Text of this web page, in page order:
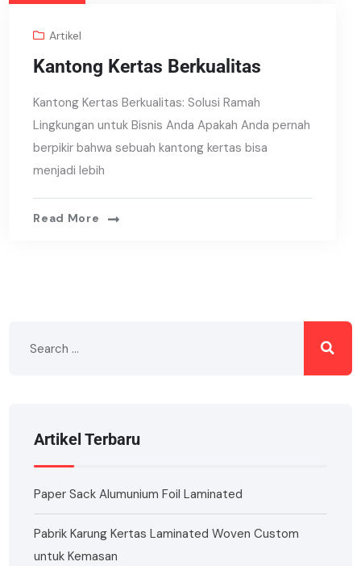
Artikel
Kantong Kertas Berkualitas
Kantong Kertas Berkualitas: Solusi Ramah
Lingkungan untuk Bisnis Anda Apakah Anda pernah
berpikir bahwa sebuah kantong kertas bisa
menjadi lebih
Read More
Artikel Terbaru
Paper Sack Alumunium Foil Laminated
Pabrik Karung Kertas Laminated Woven Custom
untuk Kemasan